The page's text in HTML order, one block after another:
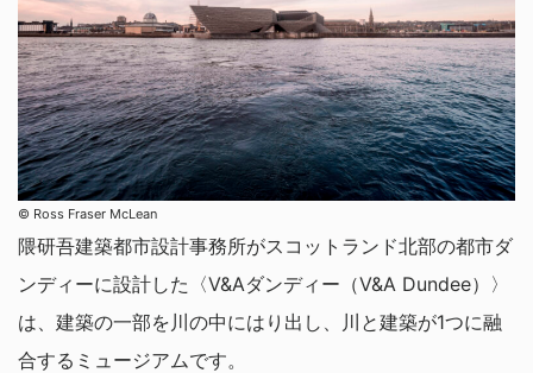
©︎ Ross Fraser McLean
隈研吾建築都市設計事務所がスコットランド北部の都市ダ
ンディーに設計した〈V&Aダンディー（V&A Dundee）〉
は、建築の一部を川の中にはり出し、川と建築が1つに融
合するミュージアムです。